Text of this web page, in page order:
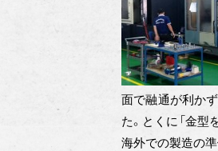
面で融通が利か
た。とくに「金
海外での製造の